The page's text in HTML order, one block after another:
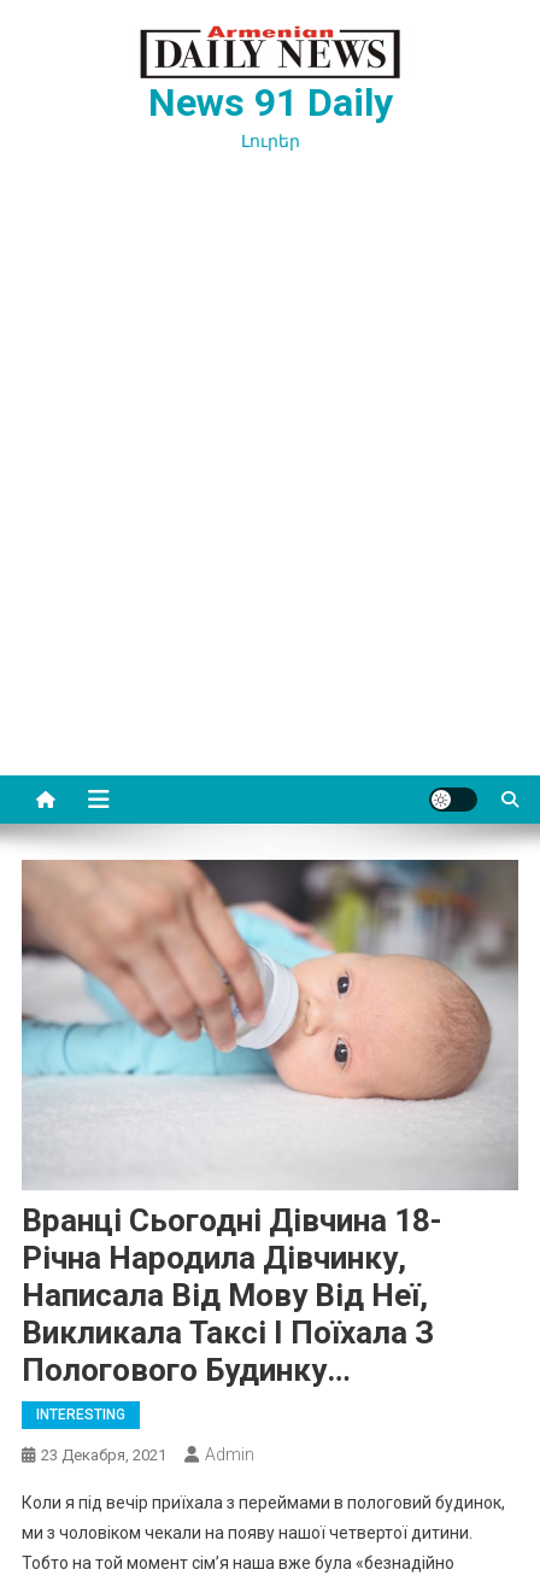
News 91 Daily
Լուրեր
Вранці Сьогодні Дівчина 18-
Річна Народила Дівчинку,
Написала Від Мову Від Неї,
Викликала Таксі І Поїхала З
Пологового Будинку…
INTERESTING
23 Декабря, 2021 Admin
Коли я під вечір приїхала з переймами в пологовий будинок,
ми з чоловіком чекали на появу нашої четвертої дитини.
Тобто на той момент сім’я наша вже була «безнадійно